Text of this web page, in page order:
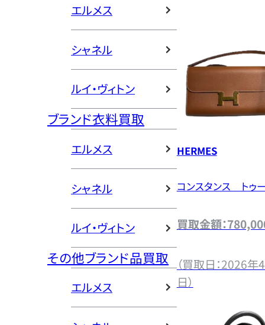
エルメス
シャネル
ルイ・ヴィトン
ブランド衣料買取
エルメス
シャネル
ルイ・ヴィトン
その他ブランド品買取
エルメス
HERMES
コンスタンス トゥ
買取金額：
（買取日：2026年
日）